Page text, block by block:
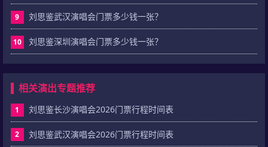
9 刘思鉴武汉演唱会门票多少钱一张？
10 刘思鉴深圳演唱会门票多少钱一张？
相关演出专题推荐
1 刘思鉴长沙演唱会2026门票行程时间表
2 刘思鉴武汉演唱会2026门票行程时间表